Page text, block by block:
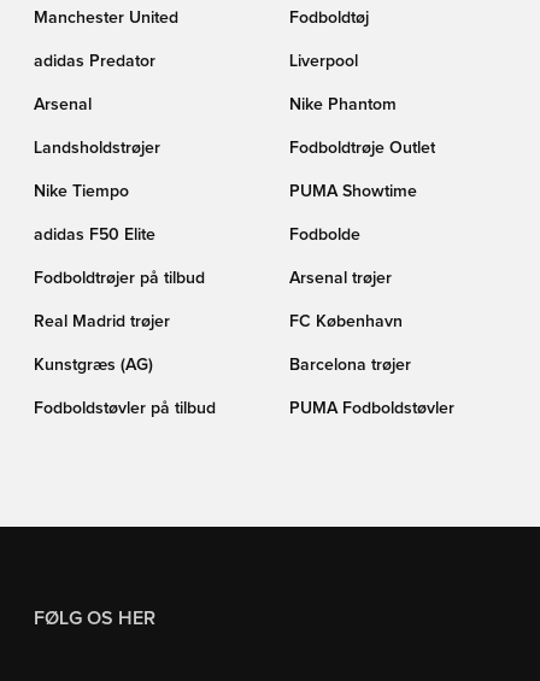
Manchester United Fodboldtøj
adidas Predator Liverpool
Arsenal Nike Phantom
Landsholdstrøjer Fodboldtrøje Outlet
Nike Tiempo PUMA Showtime
adidas F50 Elite Fodbolde
Fodboldtrøjer på tilbud Arsenal trøjer
Real Madrid trøjer FC København
Kunstgræs (AG) Barcelona trøjer
Fodboldstøvler på tilbud PUMA Fodboldstøvler
FØLG OS HER